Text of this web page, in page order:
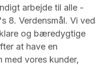
arbejde til alle -
8. Verdensmål. Vi ved
og bæredygtige
at have en
med vores kunder,